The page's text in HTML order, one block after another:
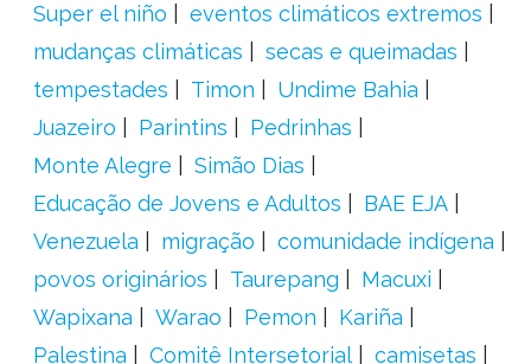
Super el niño
eventos climáticos extremos
mudanças climáticas
secas e queimadas
tempestades
Timon
Undime Bahia
Juazeiro
Parintins
Pedrinhas
Monte Alegre
Simão Dias
Educação de Jovens e Adultos
BAE EJA
Venezuela
migração
comunidade indígena
povos originários
Taurepang
Macuxi
Wapixana
Warao Pemon
Kariña
Palestina
Comitê Intersetorial
camisetas